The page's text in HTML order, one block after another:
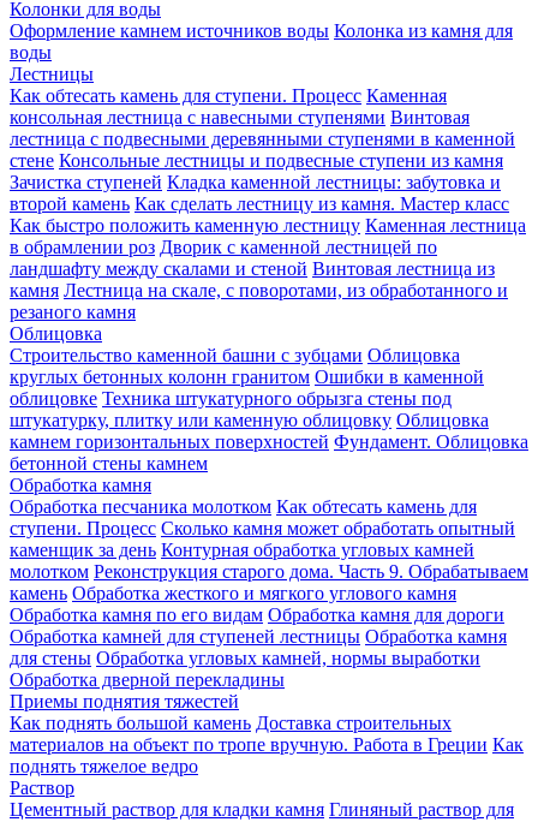
Колонки для воды
Оформление камнем источников воды Колонка из камня для
воды
Лестницы
Как обтесать камень для ступени. Процесс Каменная
консольная лестница с навесными ступенями Винтовая
лестница с подвесными деревянными ступенями в каменной
стене Консольные лестницы и подвесные ступени из камня
Зачистка ступеней Кладка каменной лестницы: забутовка и
второй камень Как сделать лестницу из камня. Мастер класс
Как быстро положить каменную лестницу Каменная лестница
в обрамлении роз Дворик с каменной лестницей по
ландшафту между скалами и стеной Винтовая лестница из
камня Лестница на скале, с поворотами, из обработанного и
резаного камня
Облицовка
Строительство каменной башни с зубцами Облицовка
круглых бетонных колонн гранитом Ошибки в каменной
облицовке Техника штукатурного обрызга стены под
штукатурку, плитку или каменную облицовку Облицовка
камнем горизонтальных поверхностей Фундамент. Облицовка
бетонной стены камнем
Обработка камня
Обработка песчаника молотком Как обтесать камень для
ступени. Процесс Сколько камня может обработать опытный
каменщик за день Контурная обработка угловых камней
молотком Реконструкция старого дома. Часть 9. Обрабатываем
камень Обработка жесткого и мягкого углового камня
Обработка камня по его видам Обработка камня для дороги
Обработка камней для ступеней лестницы Обработка камня
для стены Обработка угловых камней, нормы выработки
Обработка дверной перекладины
Приемы поднятия тяжестей
Как поднять большой камень Доставка строительных
материалов на объект по тропе вручную. Работа в Греции Как
поднять тяжелое ведро
Раствор
Цементный раствор для кладки камня Глиняный раствор для